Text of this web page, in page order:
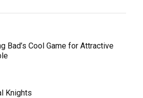
Bad’s Cool Game for Attractive
Knights